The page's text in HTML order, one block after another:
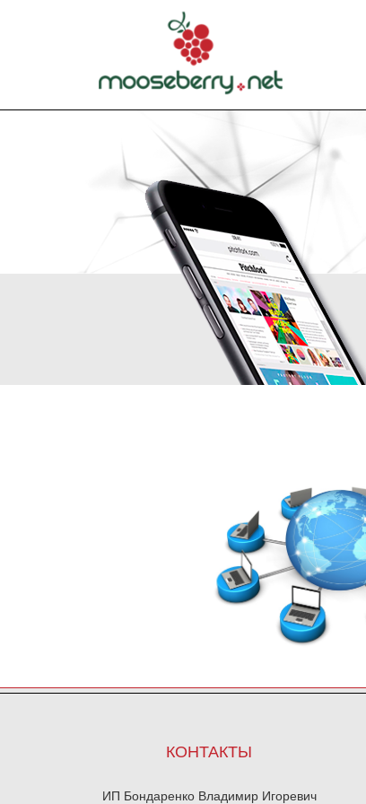
КОНТАКТЫ
ИП Бондаренко Владимир Игоревич